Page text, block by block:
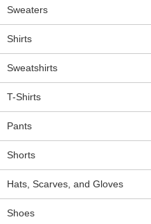
Sweaters
Shirts
Sweatshirts
T-Shirts
Pants
Shorts
Hats, Scarves, and Gloves
Shoes